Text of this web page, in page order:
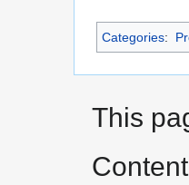
Categories:
This